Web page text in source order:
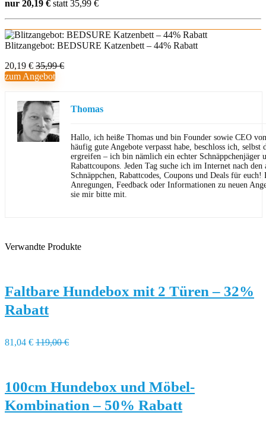
nur 20,19 € statt 35,99 €
Blitzangebot: BEDSURE Katzenbett – 44% Rabatt
20,19 € 35,99 €
zum Angebot
Thomas
Hallo, ich heiße Thomas und bin Founder sowie CEO
häufig gute Angebote verpasst habe, beschloss ich,
ergreifen – ich bin nämlich ein echter Schnäppchenjäger
Rabattcoupons. Jeden Tag suche ich im Internet nach den
Schnäppchen, Rabattcodes, Coupons und Deals für euch!
Anregungen, Feedback oder Informationen zu neuen
sie mir bitte mit.
Verwandte Produkte
Faltbare Hundebox mit 2 Türen – 32%
Rabatt
81,04 € 119,00 €
100cm Hundebox und Möbel-
Kombination – 50% Rabatt